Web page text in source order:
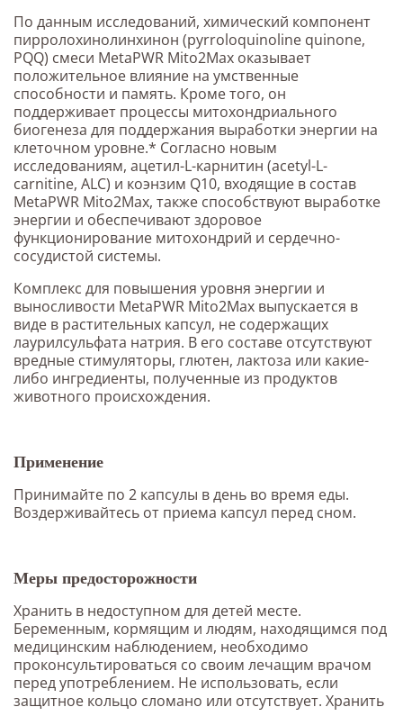
По данным исследований, химический компонент
пирролохинолинхинон (pyrroloquinoline quinone,
PQQ) смеси MetaPWR Mito2Max оказывает
положительное влияние на умственные
способности и память. Кроме того, он
поддерживает процессы митохондриального
биогенеза для поддержания выработки энергии на
клеточном уровне.* Согласно новым
исследованиям, ацетил-L-карнитин (acetyl-L-
carnitine, ALC) и коэнзим Q10, входящие в состав
MetaPWR Mito2Max, также способствуют выработке
энергии и обеспечивают здоровое
функционирование митохондрий и сердечно-
сосудистой системы.
Комплекс для повышения уровня энергии и
выносливости MetaPWR Mito2Max выпускается в
виде в растительных капсул, не содержащих
лаурилсульфата натрия. В его составе отсутствуют
вредные стимуляторы, глютен, лактоза или какие-
либо ингредиенты, полученные из продуктов
животного происхождения.
Применение
Принимайте по 2 капсулы в день во время еды.
Воздерживайтесь от приема капсул перед сном.
Меры предосторожности
Хранить в недоступном для детей месте.
Беременным, кормящим и людям, находящимся под
медицинским наблюдением, необходимо
проконсультироваться со своим лечащим врачом
перед употреблением. Не использовать, если
защитное кольцо сломано или отсутствует. Хранить